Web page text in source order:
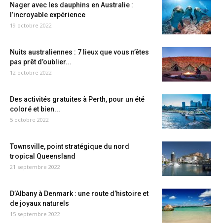
Nager avec les dauphins en Australie :
l’incroyable expérience
19 octobre 2022
Nuits australiennes : 7 lieux que vous n’êtes
pas prêt d’oublier...
12 octobre 2022
Des activités gratuites à Perth, pour un été
coloré et bien...
5 octobre 2022
Townsville, point stratégique du nord
tropical Queensland
21 septembre 2022
D’Albany à Denmark : une route d’histoire et
de joyaux naturels
15 septembre 2022